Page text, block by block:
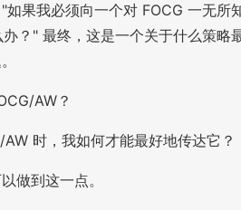
如果我必须向一个对 FOCG 一无所
？" 最终，这是一个关于什么策略
AW？
时，我如何才能最好地传达它？
做到这一点。